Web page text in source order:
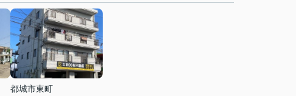
都城市東町